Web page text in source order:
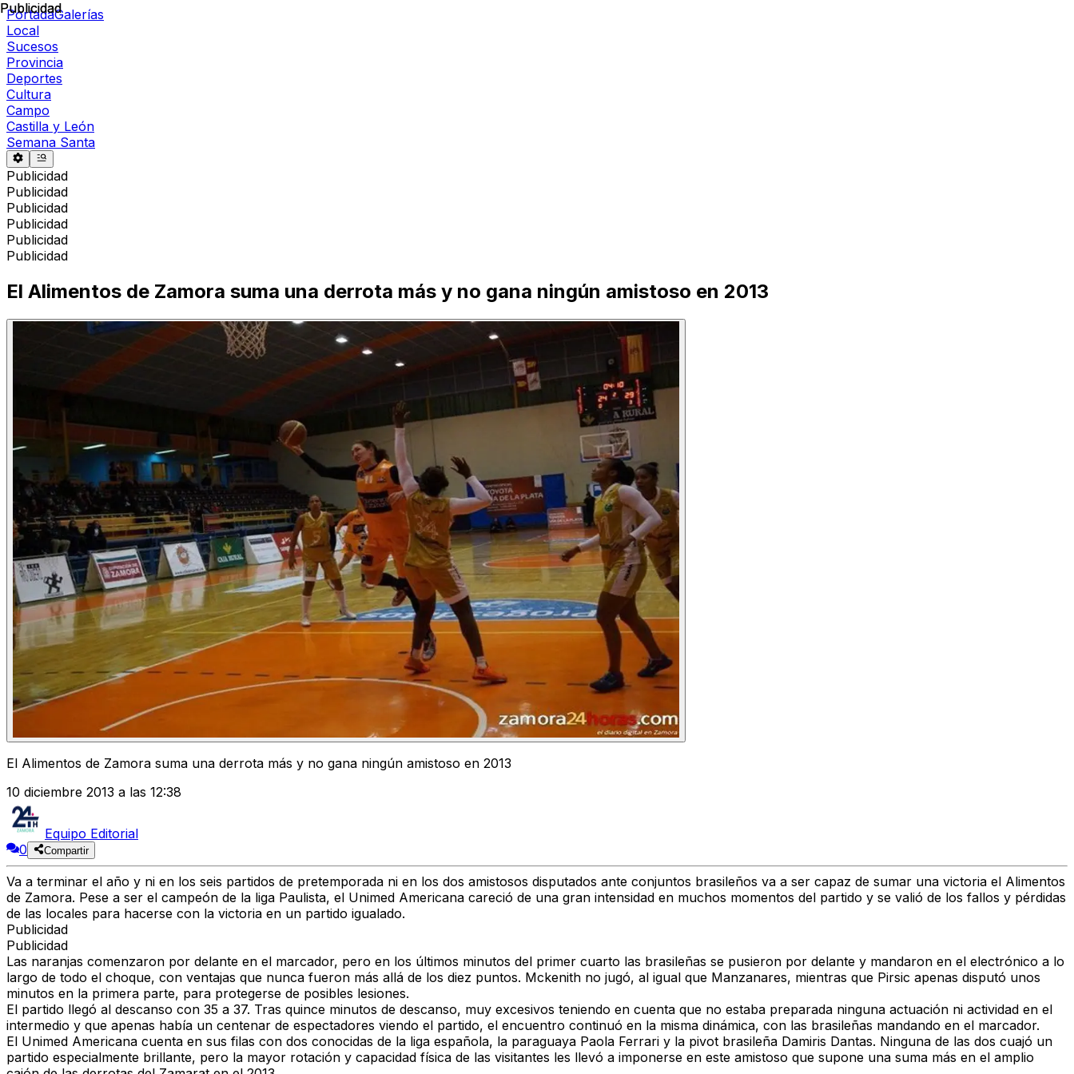
PortadaGalerías
Local
Sucesos
Provincia
Deportes
Cultura
Campo
Castilla y León
Semana Santa
Publicidad
Publicidad
Publicidad
Publicidad
Publicidad
Publicidad
Publicidad
El Alimentos de Zamora suma una derrota más y no gana ningún amistoso en 2013
El Alimentos de Zamora suma una derrota más y no gana ningún amistoso en 2013
10 diciembre 2013 a las 12:38
Equipo Editorial
0
Compartir
Va a terminar el año y ni en los seis partidos de pretemporada ni en los dos amistosos disputados ante conjuntos brasileños va a ser capaz de sumar una victoria el Alimentos
de Zamora. Pese a ser el campeón de la liga Paulista, el Unimed Americana careció de una gran intensidad en muchos momentos del partido y se valió de los fallos y pérdidas
de las locales para hacerse con la victoria en un partido igualado.
Publicidad
Publicidad
Las naranjas comenzaron por delante en el marcador, pero en los últimos minutos del primer cuarto las brasileñas se pusieron por delante y mandaron en el electrónico a lo
largo de todo el choque, con ventajas que nunca fueron más allá de los diez puntos. Mckenith no jugó, al igual que Manzanares, mientras que Pirsic apenas disputó unos
minutos en la primera parte, para protegerse de posibles lesiones.
El partido llegó al descanso con 35 a 37. Tras quince minutos de descanso, muy excesivos teniendo en cuenta que no estaba preparada ninguna actuación ni actividad en el
intermedio y que apenas había un centenar de espectadores viendo el partido, el encuentro continuó en la misma dinámica, con las brasileñas mandando en el marcador.
El Unimed Americana cuenta en sus filas con dos conocidas de la liga española, la paraguaya Paola Ferrari y la pivot brasileña Damiris Dantas. Ninguna de las dos cuajó un
partido especialmente brillante, pero la mayor rotación y capacidad física de las visitantes les llevó a imponerse en este amistoso que supone una suma más en el amplio
Publicidad